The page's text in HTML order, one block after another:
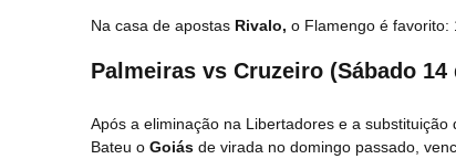
Na casa de apostas Rivalo, o Flamengo é favorito:
Palmeiras vs Cruzeiro (Sábado 14
Após a eliminação na Libertadores e a substituição
Bateu o Goiás de virada no domingo passado,